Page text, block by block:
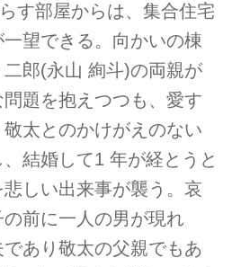
す部屋からは、集合住宅
望できる。向かいの棟
郎(永山 絢斗)の両親が
題を抱えつつも、愛す
太とのかけがえのない
結婚して1 年が経とうと
しい出来事が襲う。哀
前に一人の男が現れ
あり敬太の父親でもあ